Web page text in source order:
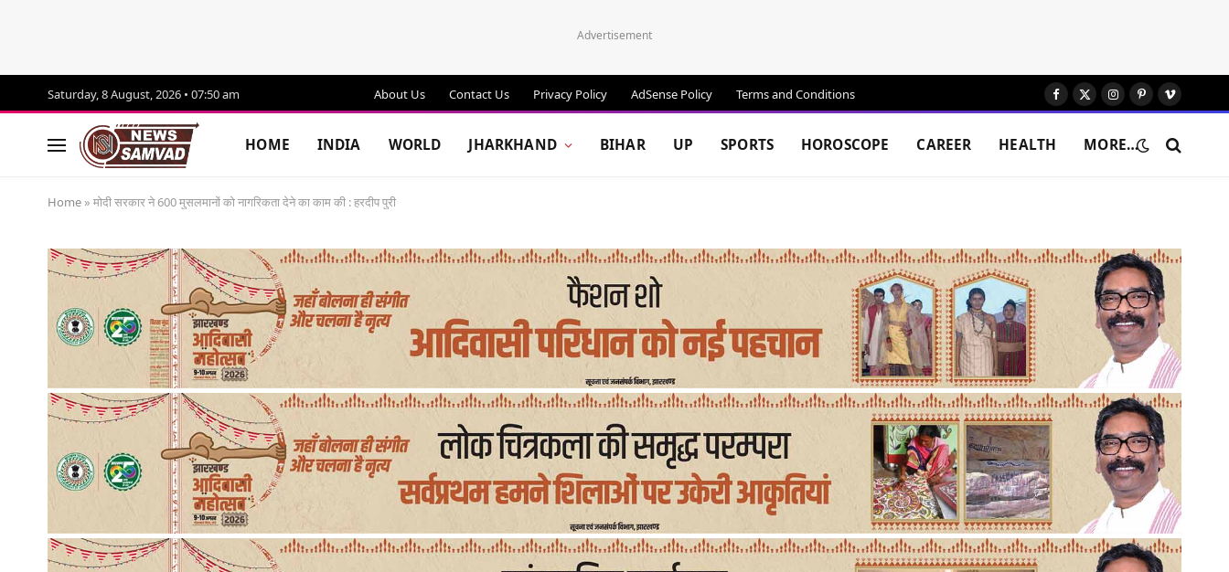
Advertisement
Saturday, 8 August, 2026 • 07:50 am About Us Contact Us Privacy Policy AdSense Policy Terms and Conditions Facebook
X
Instagram
Pinterest
Vimeo
HOME INDIA WORLD JHARKHAND BIHAR UP SPORTS HOROSCOPE CAREER HEALTH MORE…
Home » मोदी सरकार ने 600 मुसलमानों को नागरिकता देने का काम की : हरदीप पुरी